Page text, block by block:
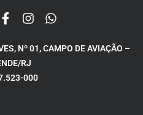
Nº 01, CAMPO DE AVIAÇÃO –
RJ
000